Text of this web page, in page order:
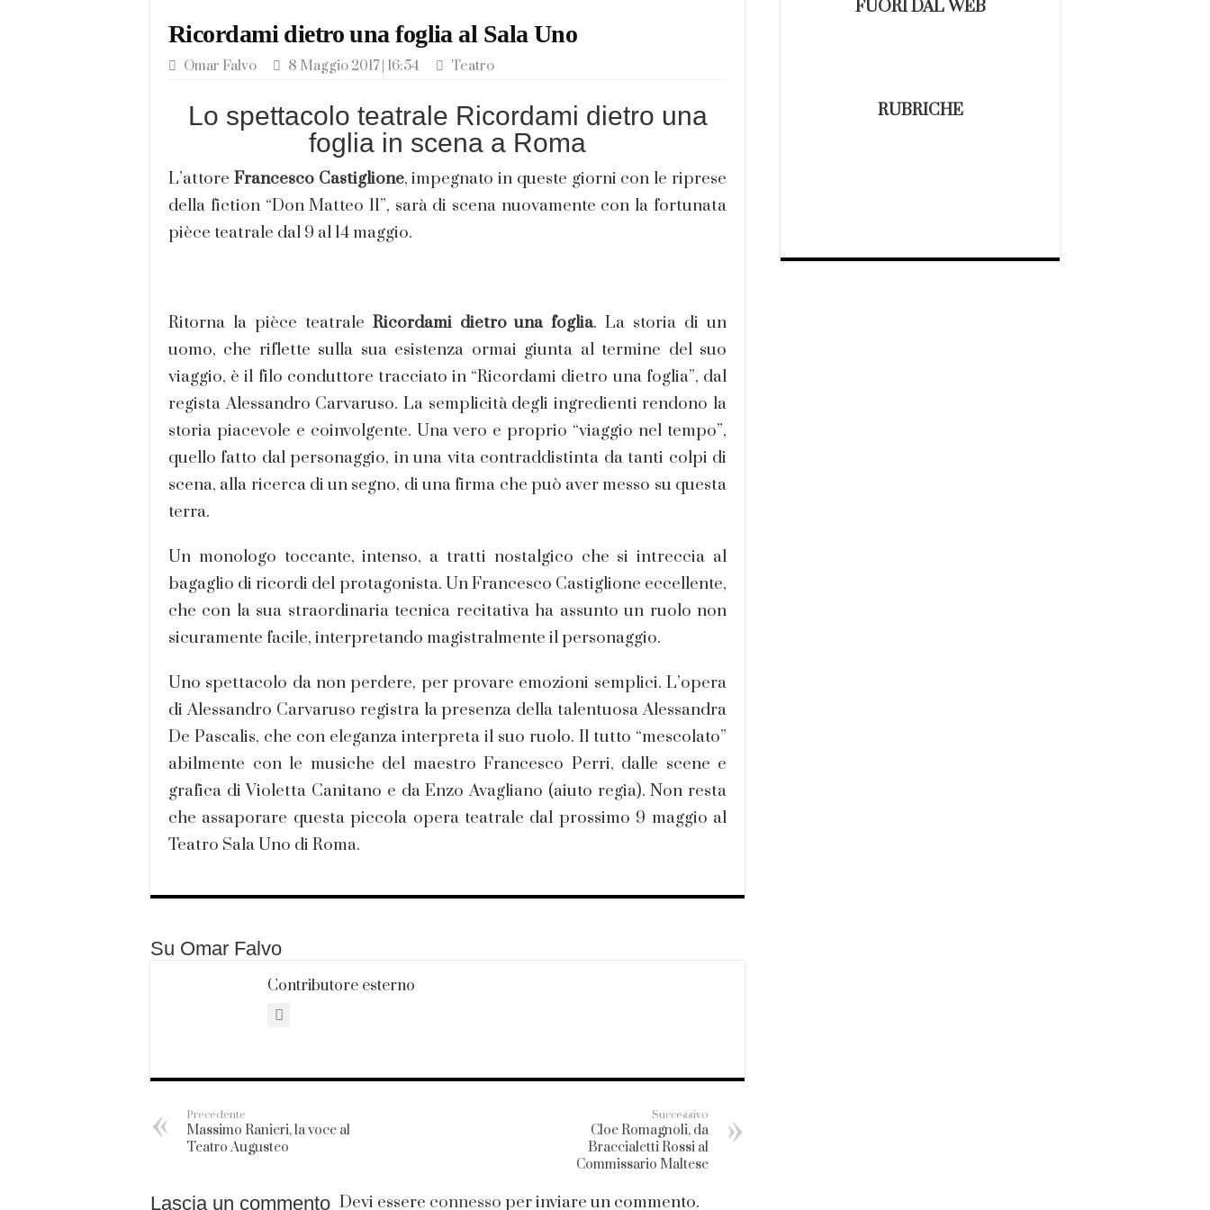
Ricordami dietro una foglia al Sala Uno
Omar Falvo 8 Maggio 2017 | 16:54 Teatro
Lo spettacolo teatrale Ricordami dietro una
foglia in scena a Roma
L’attore Francesco Castiglione, impegnato in queste giorni con le riprese
della fiction “Don Matteo 11”, sarà di scena nuovamente con la fortunata
pièce teatrale dal 9 al 14 maggio.
Ritorna la pièce teatrale Ricordami dietro una foglia. La storia di un
uomo, che riflette sulla sua esistenza ormai giunta al termine del suo
viaggio, è il filo conduttore tracciato in “Ricordami dietro una foglia”, dal
regista Alessandro Carvaruso. La semplicità degli ingredienti rendono la
storia piacevole e coinvolgente. Una vero e proprio “viaggio nel tempo”,
quello fatto dal personaggio, in una vita contraddistinta da tanti colpi di
scena, alla ricerca di un segno, di una firma che può aver messo su questa
terra.
Un monologo toccante, intenso, a tratti nostalgico che si intreccia al
bagaglio di ricordi del protagonista. Un Francesco Castiglione eccellente,
che con la sua straordinaria tecnica recitativa ha assunto un ruolo non
sicuramente facile, interpretando magistralmente il personaggio.
Uno spettacolo da non perdere, per provare emozioni semplici. L’opera
di Alessandro Carvaruso registra la presenza della talentuosa Alessandra
De Pascalis, che con eleganza interpreta il suo ruolo. Il tutto “mescolato”
abilmente con le musiche del maestro Francesco Perri, dalle scene e
grafica di Violetta Canitano e da Enzo Avagliano (aiuto regia). Non resta
che assaporare questa piccola opera teatrale dal prossimo 9 maggio al
Teatro Sala Uno di Roma.
Su Omar Falvo
Contributore esterno
Precedente
Massimo Ranieri, la voce al
Teatro Augusteo
Successivo
Cloe Romagnoli, da
Braccialetti Rossi al
Commissario Maltese
Lascia un commento Devi essere connesso per inviare un commento.
FUORI DAL WEB
RUBRICHE